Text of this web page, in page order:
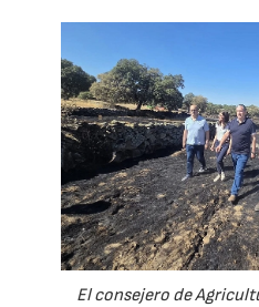
El consejero de